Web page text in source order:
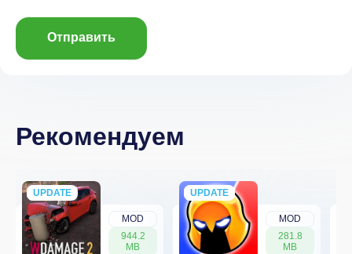
Отправить
Рекомендуем
MOD
944.2
MB
UPDATE
NEW
MOD
281.8
MB
UPDATE
NEW